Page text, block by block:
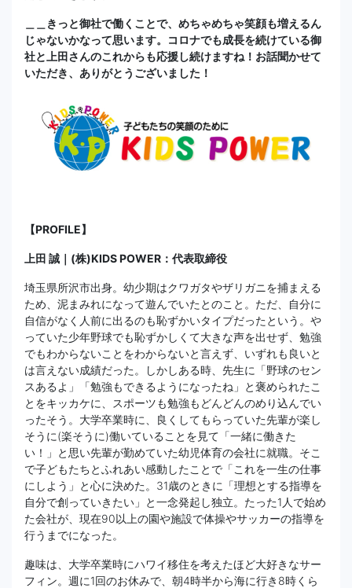
＿＿きっと御社で働くことで、めちゃめちゃ笑顔も増えるん
じゃないかなって思います。コロナでも成長を続けている御
社と上田さんのこれからも応援し続けますね！お話聞かせて
いただき、ありがとうございました！
【PROFILE】
上田 誠｜(株)KIDS POWER：代表取締役
埼玉県所沢市出身。幼少期はクワガタやザリガニを捕まえる
ため、泥まみれになって遊んでいたとのこと。ただ、自分に
自信がなく人前に出るのも恥ずかいタイプだったという。や
っていた少年野球でも恥ずかしくて大きな声を出せず、勉強
でもわからないことをわからないと言えず、いずれも良いと
は言えない成績だった。しかしある時、先生に「野球のセン
スあるよ」「勉強もできるようになったね」と褒められたこ
とをキッカケに、スポーツも勉強もどんどんのめり込んでい
ったそう。大学卒業時に、良くしてもらっていた先輩が楽し
そうに(楽そうに)働いていることを見て「一緒に働きた
い！」と思い先輩が勤めていた幼児体育の会社に就職。そこ
で子どもたちとふれあい感動したことで「これを一生の仕事
にしよう」と心に決めた。31歳のときに「理想とする指導を
自分で創っていきたい」と一念発起し独立。たった1人で始め
た会社が、現在90以上の園や施設で体操やサッカーの指導を
行うまでになった。
趣味は、大学卒業時にハワイ移住を考えたほど大好きなサー
フィン。週に1回のお休みで、朝4時半から海に行き8時くら